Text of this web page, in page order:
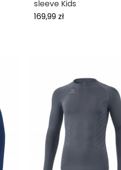
sleeve Kids
169,99 zł